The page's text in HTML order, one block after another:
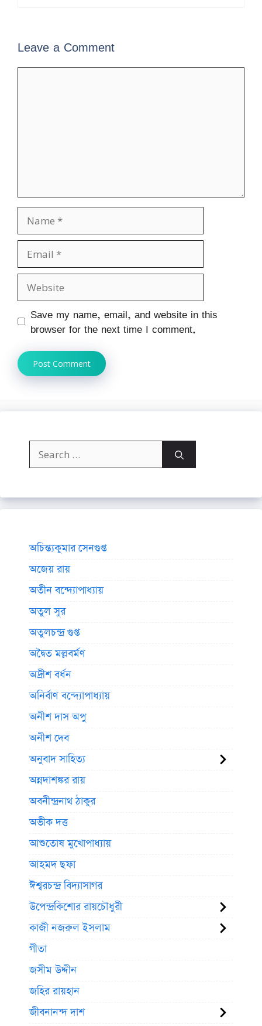
Leave a Comment
Name
Email
Website
Save my name, email, and website in this
browser for the next time I comment.
Search
for:
অচিন্ত্যকুমার সেনগুপ্ত
অজেয় রায়
অতীন বন্দ্যোপাধ্যায়
অতুল সুর
অতুলচন্দ্র গুপ্ত
অদ্বৈত মল্লবর্মণ
অদ্রীশ বর্ধন
অনির্বাণ বন্দ্যোপাধ্যায়
অনীশ দাস অপু
অনীশ দেব
অনুবাদ সাহিত্য
অন্নদাশঙ্কর রায়
অবনীন্দ্রনাথ ঠাকুর
অভীক দত্ত
আশুতোষ মুখোপাধ্যায়
আহমদ ছফা
ঈশ্বরচন্দ্র বিদ্যাসাগর
উপেন্দ্রকিশোর রায়চৌধুরী
কাজী নজরুল ইসলাম
গীতা
জসীম উদ্দীন
জহির রায়হান
জীবনানন্দ দাশ